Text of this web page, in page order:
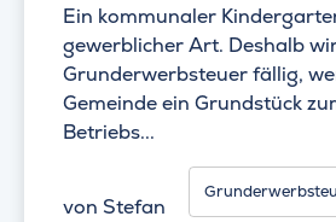
Ein kommunaler
gewerblicher Art. Deshalb
Grunderwerbsteuer fällig,
Gemeinde ein Grundstück
Betriebs...
von Stefan